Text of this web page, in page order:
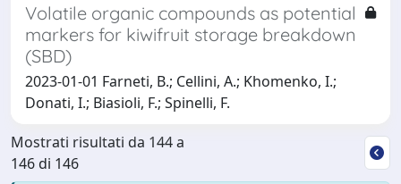
Volatile organic compounds as potential
markers for kiwifruit storage breakdown
(SBD)
2023-01-01 Farneti, B.; Cellini, A.; Khomenko, I.;
Donati, I.; Biasioli, F.; Spinelli, F.
Mostrati risultati da 144 a
146 di 146